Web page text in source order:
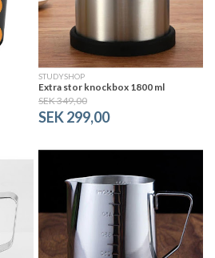
STUDYSHOP
Extra stor knockbox 1800 ml
SEK 349,00
SEK 299,00